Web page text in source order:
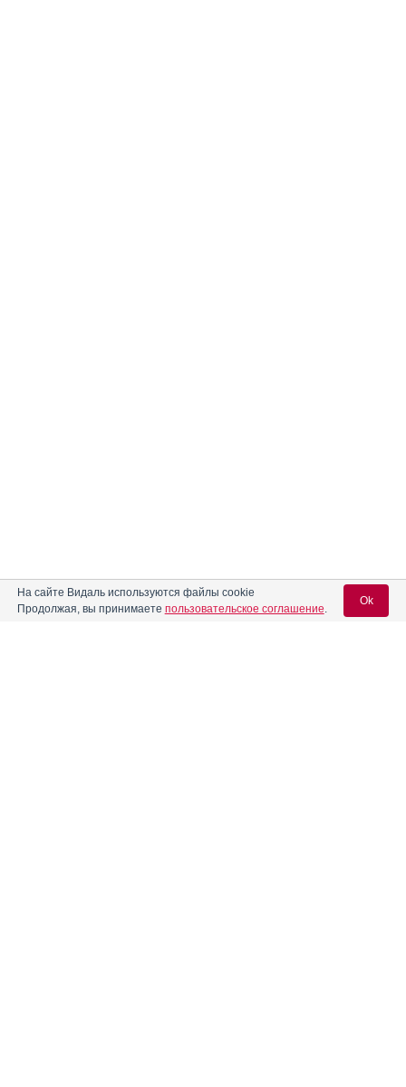
На сайте Видаль используются файлы cookie
Продолжая, вы принимаете пользовательское соглашение.
Ok